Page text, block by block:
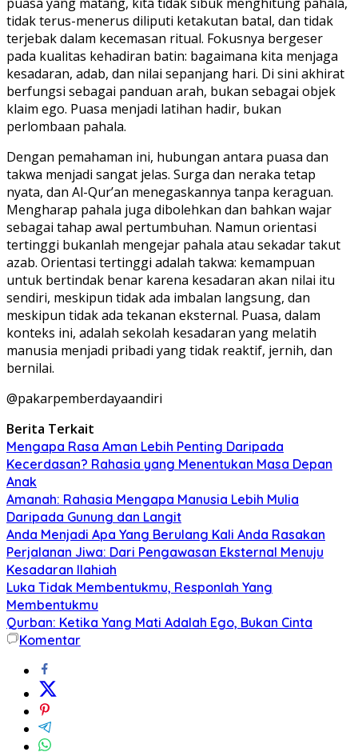
tidak terus-menerus diliputi ketakutan batal, dan tidak
terjebak dalam kecemasan ritual. Fokusnya bergeser
pada kualitas kehadiran batin: bagaimana kita menjaga
kesadaran, adab, dan nilai sepanjang hari. Di sini akhirat
berfungsi sebagai panduan arah, bukan sebagai objek
klaim ego. Puasa menjadi latihan hadir, bukan
perlombaan pahala.
Dengan pemahaman ini, hubungan antara puasa dan
takwa menjadi sangat jelas. Surga dan neraka tetap
nyata, dan Al-Qur’an menegaskannya tanpa keraguan.
Mengharap pahala juga dibolehkan dan bahkan wajar
sebagai tahap awal pertumbuhan. Namun orientasi
tertinggi bukanlah mengejar pahala atau sekadar takut
azab. Orientasi tertinggi adalah takwa: kemampuan
untuk bertindak benar karena kesadaran akan nilai itu
sendiri, meskipun tidak ada imbalan langsung, dan
meskipun tidak ada tekanan eksternal. Puasa, dalam
konteks ini, adalah sekolah kesadaran yang melatih
manusia menjadi pribadi yang tidak reaktif, jernih, dan
bernilai.
@pakarpemberdayaandiri
Berita Terkait
Mengapa Rasa Aman Lebih Penting Daripada
Kecerdasan? Rahasia yang Menentukan Masa Depan
Anak
Amanah: Rahasia Mengapa Manusia Lebih Mulia
Daripada Gunung dan Langit
Anda Menjadi Apa Yang Berulang Kali Anda Rasakan
Perjalanan Jiwa: Dari Pengawasan Eksternal Menuju
Kesadaran Ilahiah
Luka Tidak Membentukmu, Responlah Yang
Membentukmu
Qurban: Ketika Yang Mati Adalah Ego, Bukan Cinta
Komentar